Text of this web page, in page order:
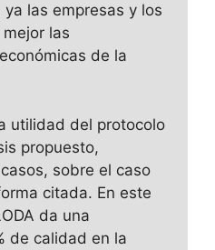
las empresas y los
las
de la
utilidad del protocolo
propuesto,
sobre el caso
citada. En este
da una
de calidad en la